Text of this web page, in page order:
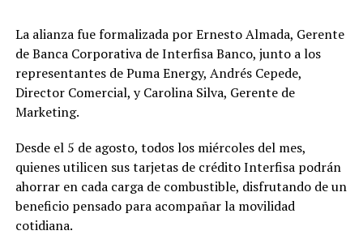
La alianza fue formalizada por Ernesto Almada, Gerente
de Banca Corporativa de Interfisa Banco, junto a los
representantes de Puma Energy, Andrés Cepede,
Director Comercial, y Carolina Silva, Gerente de
Marketing.
Desde el 5 de agosto, todos los miércoles del mes,
quienes utilicen sus tarjetas de crédito Interfisa podrán
ahorrar en cada carga de combustible, disfrutando de un
beneficio pensado para acompañar la movilidad
cotidiana.